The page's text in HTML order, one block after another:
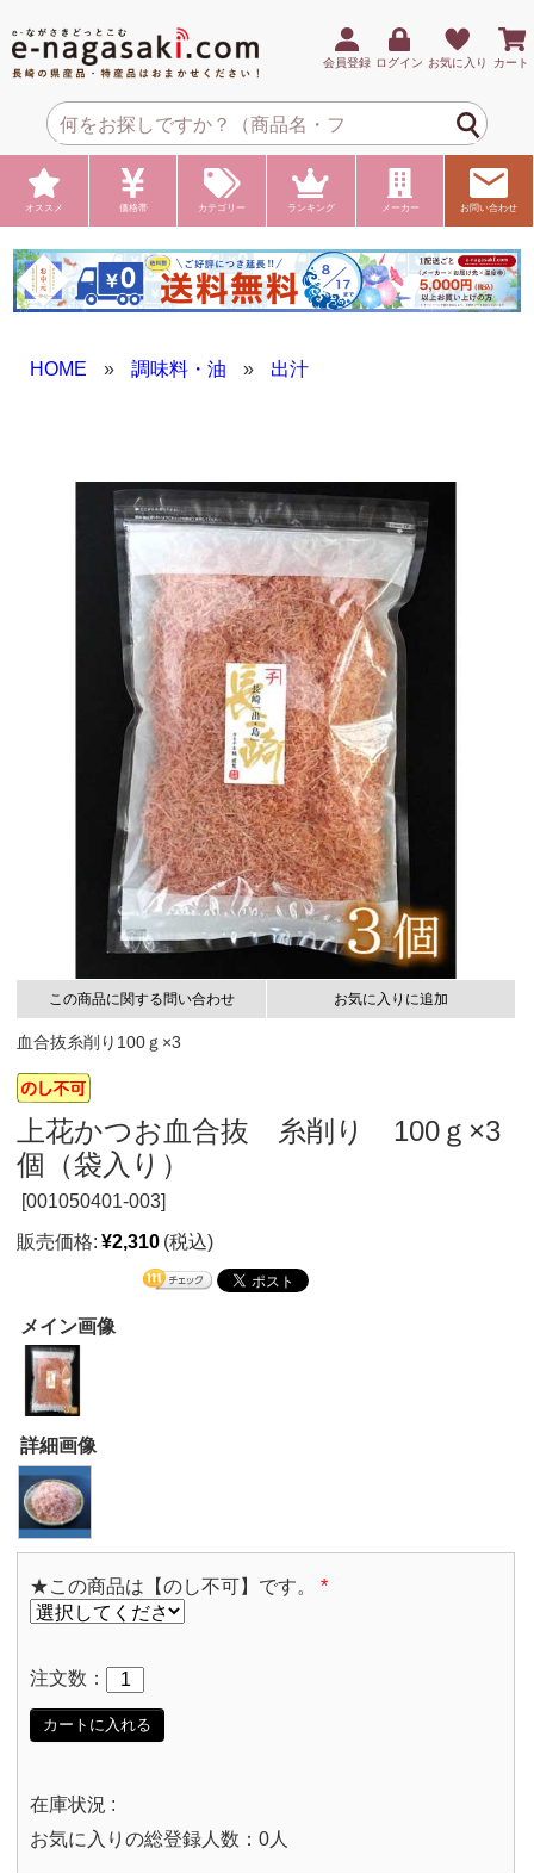
会員登録 ログイン お気に入り カート
オススメ 価格帯 カテゴリー ランキング メーカー お問い合わせ
HOME » 調味料・油 » 出汁
この商品に関する問い合わせ お気に入りに追加
血合抜糸削り100ｇ×3
上花かつお血合抜 糸削り 100ｇ×3
個（袋入り）
[001050401-003]
販売価格: ¥2,310 (税込)
メイン画像
詳細画像
★この商品は【のし不可】です。 *
注文数：
カートに入れる
在庫状況 :
お気に入りの総登録人数：0人